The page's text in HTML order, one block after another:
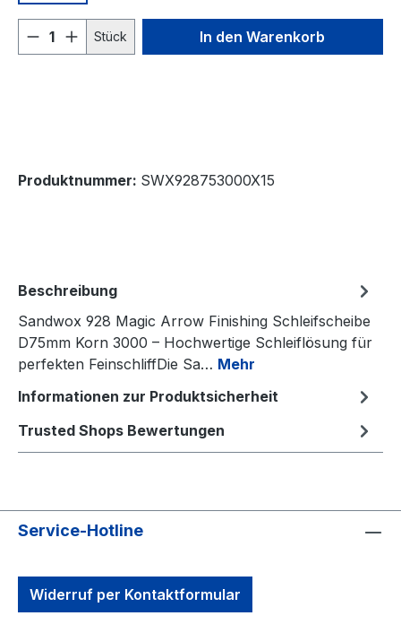
Produkt Anzahl: Gib den
Stück In den Warenkorb
Produktnummer: SWX928753000X15
Beschreibung
Sandwox 928 Magic Arrow Finishing Schleifscheibe
D75mm Korn 3000 – Hochwertige Schleiflösung für
perfekten FeinschliffDie Sa… Mehr
Informationen zur Produktsicherheit
Trusted Shops Bewertungen
Service-Hotline
Widerruf per Kontaktformular